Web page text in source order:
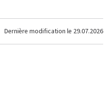
Dernière modification le 29.07.2026